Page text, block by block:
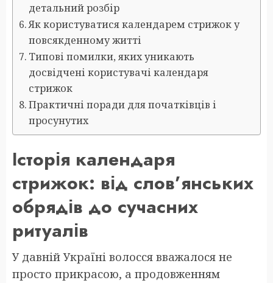
детальний розбір
Як користуватися календарем стрижок у
повсякденному житті
Типові помилки, яких уникають
досвідчені користувачі календаря
стрижок
Практичні поради для початківців і
просунутих
Історія календаря
стрижок: від слов’янських
обрядів до сучасних
ритуалів
У давній Україні волосся вважалося не
просто прикрасою, а продовженням